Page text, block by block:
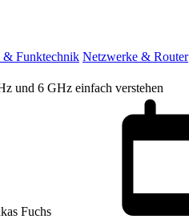
& Funktechnik Netzwerke & Router
und 6 GHz einfach verstehen
Fuchs